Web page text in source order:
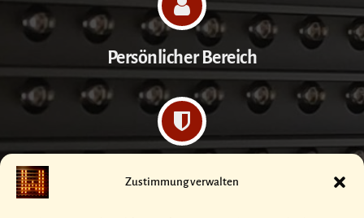
Zustimmung verwalten
Persönlicher Bereich
Datenschutzerklärung